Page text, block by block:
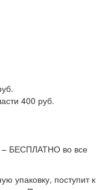
400 руб.
– БЕСПЛАТНО во все
упаковку, поступит к